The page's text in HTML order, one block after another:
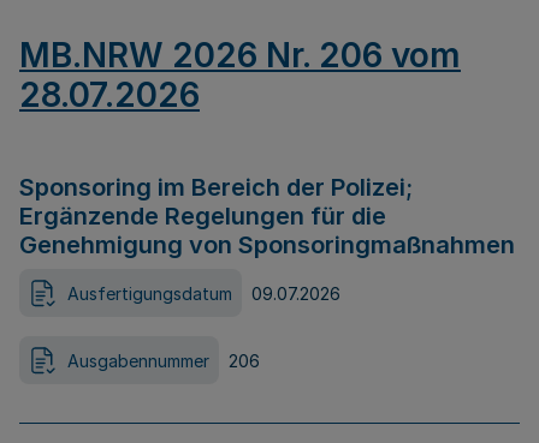
MB.NRW 2026 Nr. 206 vom
28.07.2026
Sponsoring im Bereich der Polizei;
Ergänzende Regelungen für die
Genehmigung von Sponsoringmaßnahmen
Ausfertigungsdatum 09.07.2026
Ausgabennummer 206